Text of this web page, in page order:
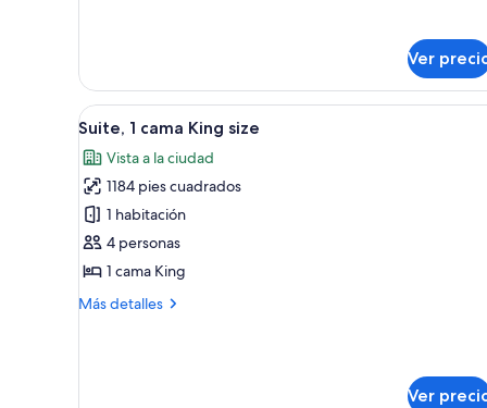
Ver
Abrir
todas
las
fotos
de
Suite,
1
King
Habitación de hotel moderna
6
Suite, 1 cama King size
Vista a la ciudad
1184 pies cuadrados
1 habitación
4 personas
1 cama King
Más detalles
Más
Ver